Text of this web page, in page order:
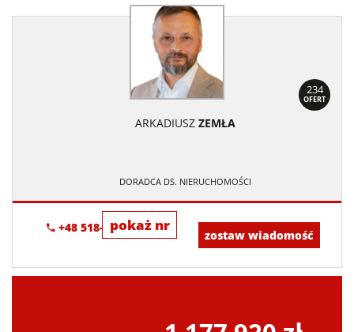
234
OFERT
ARKADIUSZ ZEMŁA
DORADCA DS. NIERUCHOMOŚCI
pokaż nr
+48 518-706-552
zostaw wiadomość